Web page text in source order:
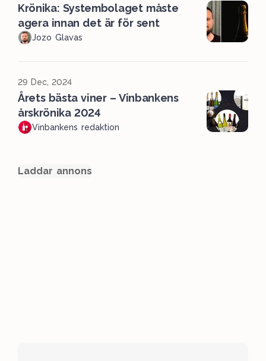
Krönika: Systembolaget måste
agera innan det är för sent
Jozo Glavas
29 Dec, 2024
Årets bästa viner – Vinbankens
årskrönika 2024
Vinbankens redaktion
Laddar annons